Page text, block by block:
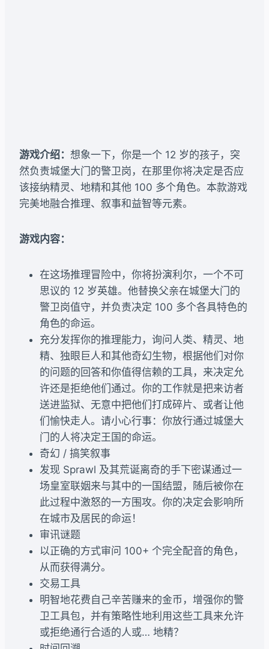
游戏介绍： 想象一下，你是一个 12 岁的孩子，突
然负责城堡大门的警卫岗，在那里你将决定是否应
该接纳精灵、地精和其他 100 多个角色。本款游戏
完美地融合推理、叙事和益智等元素。
游戏内容：
在这场推理冒险中，你将扮演利尔，一个不可
思议的 12 岁英雄。他替换父亲在城堡大门的
警卫岗值守，并负责决定 100 多个各具特色的
角色的命运。
充分发挥你的推理能力，询问人类、精灵、地
精、独眼巨人和其他奇幻生物，根据他们对你
的问题的回答和你值得信赖的工具，来决定允
许还是拒绝他们通过。你的工作就是把来访者
送进监狱、无意中把他们打成碎片、或者让他
们愉快走人。请小心行事：你放行通过城堡大
门的人将决定王国的命运。
奇幻 / 搞笑叙事
发现 Sprawl 及其荒诞离奇的手下密谋通过一
场皇室联姻来与其中的一国结盟，随后被你在
此过程中激怒的一方围攻。你的决定会影响所
在城市及居民的命运！
审讯谜题
以正确的方式审问 100+ 个完全配音的角色，
从而获得满分。
交易工具
明智地花费自己辛苦赚来的金币，增强你的警
卫工具包，并有策略性地利用这些工具来允许
或拒绝通行合适的人或… 地精？